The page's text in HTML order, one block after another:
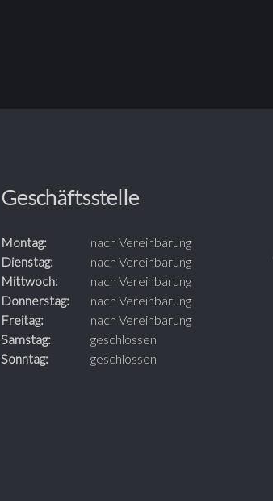
Geschäftsstelle
Montag:
nach Vereinbarung
Dienstag:
nach Vereinbarung
Mittwoch:
nach Vereinbarung
Donnerstag:
nach Vereinbarung
Freitag:
nach Vereinbarung
Samstag:
geschlossen
Sonntag:
geschlossen